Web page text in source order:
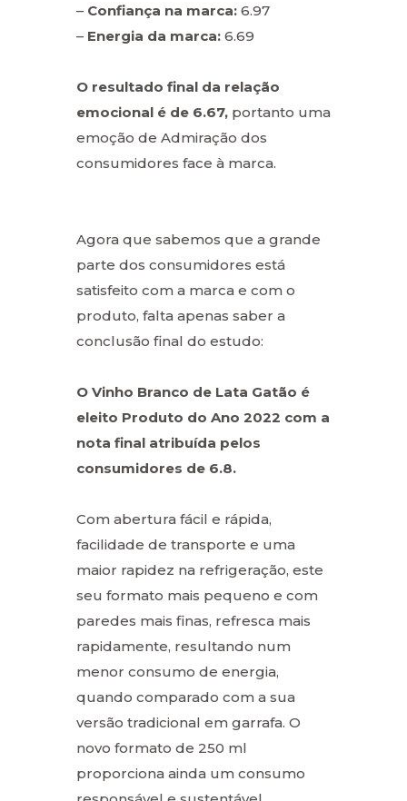
– Confiança na marca: 6.97
– Energia da marca: 6.69
O resultado final da relação
emocional é de 6.67, portanto uma
emoção de Admiração dos
consumidores face à marca.
Agora que sabemos que a grande
parte dos consumidores está
satisfeito com a marca e com o
produto, falta apenas saber a
conclusão final do estudo:
O Vinho Branco de Lata Gatão é
eleito Produto do Ano 2022 com a
nota final atribuída pelos
consumidores de 6.8.
Com abertura fácil e rápida,
facilidade de transporte e uma
maior rapidez na refrigeração, este
seu formato mais pequeno e com
paredes mais finas, refresca mais
rapidamente, resultando num
menor consumo de energia,
quando comparado com a sua
versão tradicional em garrafa. O
novo formato de 250 ml
proporciona ainda um consumo